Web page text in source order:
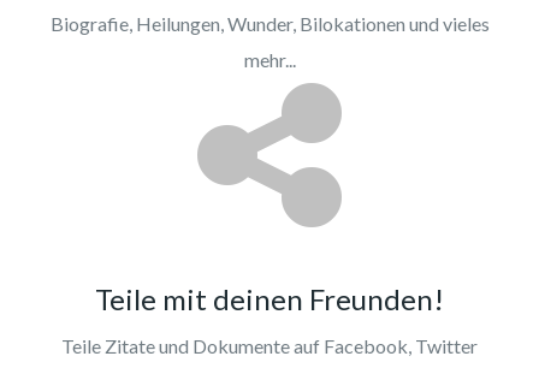
Biografie, Heilungen, Wunder, Bilokationen und vieles
mehr...
Teile mit deinen Freunden!
Teile Zitate und Dokumente auf Facebook, Twitter